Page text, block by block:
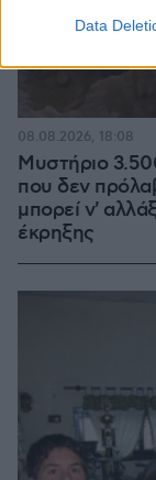
Data
Μυστήριο
που δεν
μπορεί ν'
έκρηξης
08.08.2026, 18:08